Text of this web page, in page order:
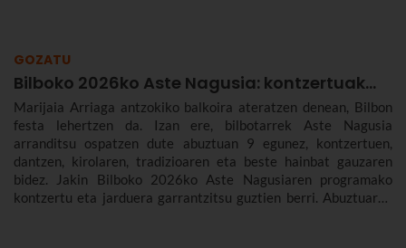
GOZATU
Bilboko 2026ko Aste Nagusia: kontzertuak...
Marijaia Arriaga antzokiko balkoira ateratzen denean, Bilbon
festa lehertzen da. Izan ere, bilbotarrek Aste Nagusia
arranditsu ospatzen dute abuztuan 9 egunez, kontzertuen,
dantzen, kirolaren, tradizioaren eta beste hainbat gauzaren
bidez. Jakin Bilboko 2026ko Aste Nagusiaren programako
kontzertu eta jarduera garrantzitsu guztien berri. Abuztuaren